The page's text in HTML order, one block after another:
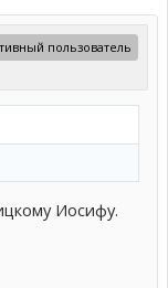
пользователь
Иосифу.